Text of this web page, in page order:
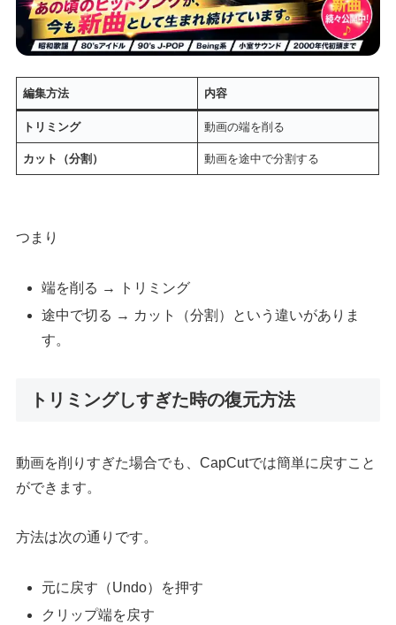
編集方法 内容
トリミング 動画の端を削る
カット（分割） 動画を途中で分割する
つまり
端を削る → トリミング
途中で切る → カット（分割）という違いがありま
す。
トリミングしすぎた時の復元方法
動画を削りすぎた場合でも、CapCutでは簡単に戻すこと
ができます。
方法は次の通りです。
元に戻す（Undo）を押す
クリップ端を戻す